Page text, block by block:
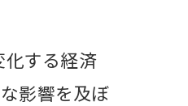
する経済
影響を及ぼ